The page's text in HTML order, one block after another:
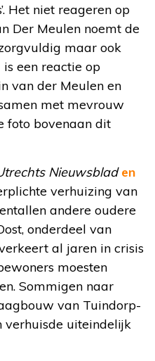
Het niet reageren op
Der Meulen noemt de
maar ook
is een reactie op
van der Meulen en
met mevrouw
foto bovenaan dit
Nieuwsblad en
verhuizing van
andere oudere
onderdeel van
al jaren in crisis
moesten
Sommigen naar
van Tuindorp-
verhuisde uiteindelijk